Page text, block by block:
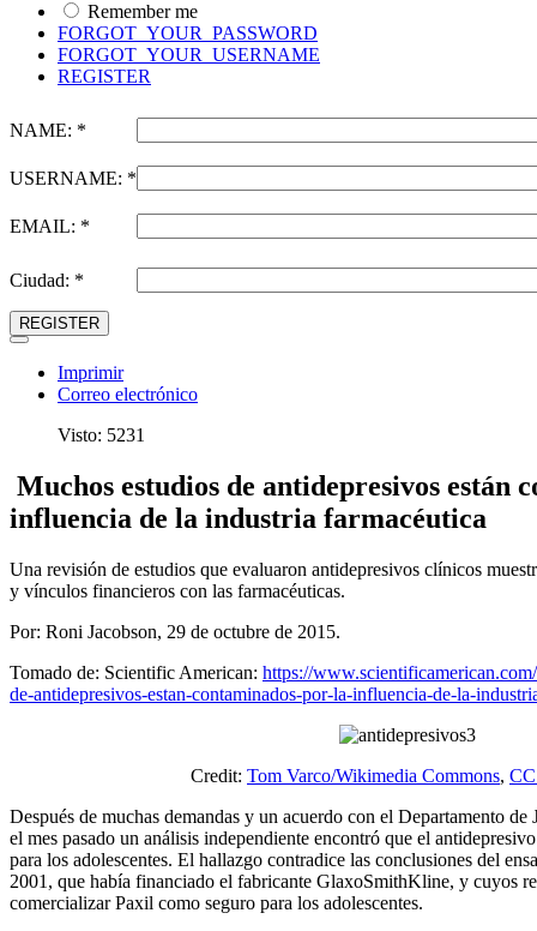
Remember me
FORGOT_YOUR_PASSWORD
FORGOT_YOUR_USERNAME
REGISTER
NAME: *
USERNAME: *
EMAIL: *
Ciudad: *
REGISTER
Imprimir
Correo electrónico
Visto: 5231
Muchos estudios de antidepresivos están
influencia de la industria farmacéutica
Una revisión de estudios que evaluaron antidepresivos clínicos
y vínculos financieros con las farmacéuticas.
Por: Roni Jacobson, 29 de octubre de 2015.
Tomado de: Scientific American: https://
de-antidepresivos-estan-contaminados-por-la-influencia-de-la-
Credit: Tom Varco/Wikimedia Commons,
Después de muchas demandas y un acuerdo con el Departamento
el mes pasado un análisis independiente encontró que el
para los adolescentes. El hallazgo contradice las conclusiones del
2001, que había financiado el fabricante GlaxoSmithKline, y cuyos
comercializar Paxil como seguro para los adolescentes.